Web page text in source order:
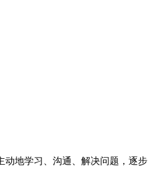
动地学习、沟通、解决问题，逐步